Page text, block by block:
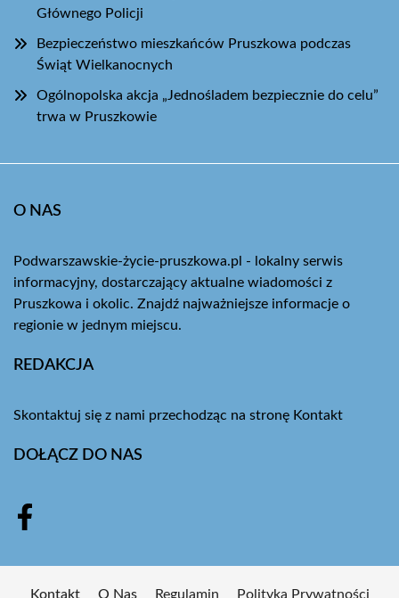
Głównego Policji
Bezpieczeństwo mieszkańców Pruszkowa podczas
Świąt Wielkanocnych
Ogólnopolska akcja „Jednośladem bezpiecznie do celu”
trwa w Pruszkowie
O NAS
Podwarszawskie-życie-pruszkowa.pl - lokalny serwis
informacyjny, dostarczający aktualne wiadomości z
Pruszkowa i okolic. Znajdź najważniejsze informacje o
regionie w jednym miejscu.
REDAKCJA
Skontaktuj się z nami przechodząc na stronę Kontakt
DOŁĄCZ DO NAS
Kontakt O Nas Regulamin Polityka Prywatności